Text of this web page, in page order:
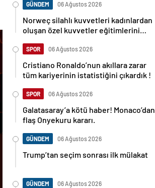
GÜNDEM 06 Ağustos 2026
Norweç silahlı kuvvetleri kadınlardan
oluşan özel kuvvetler eğitimlerini
SPOR 06 Ağustos 2026
Cristiano Ronaldo’nun akıllara zarar
tüm kariyerinin istatistiğini çıkardık !
SPOR 06 Ağustos 2026
Galatasaray’a kötü haber! Monaco’dan
flaş Onyekuru kararı.
GÜNDEM 06 Ağustos 2026
Trump’tan seçim sonrası ilk mülakat
GÜNDEM 06 Ağustos 2026